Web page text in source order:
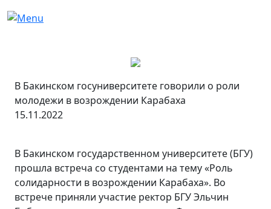
В Бакинском госуниверситете говорили о роли
молодежи в возрождении Карабаха
15.11.2022
В Бакинском государственном университете (БГУ)
прошла встреча со студентами на тему «Роль
солидарности в возрождении Карабаха». Во
встрече приняли участие ректор БГУ Эльчин